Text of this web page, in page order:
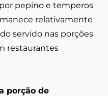
pepino e temperos
relativamente
servido nas porções
restaurantes
porção de